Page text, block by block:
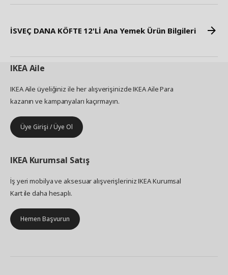
İSVEÇ DANA KÖFTE 12'Lİ Ana Yemek Ürün Bilgileri
IKEAAile
IKEA Aile üyeliğiniz ile her alışverişinizde IKEA Aile Para
kazanın ve kampanyaları kaçırmayın.
Üye Girişi / Üye Ol
IKEA Kurumsal Satış
İş yeri mobilya ve aksesuar alışverişleriniz IKEA Kurumsal
Kart ile daha hesaplı.
Hemen Başvurun